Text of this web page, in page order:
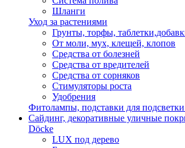
Шланги
Уход за растениями
Грунты, торфы,
От моли, мух, клещей, клопов
Средства от болезней
Средства от вредителей
Средства от сорняков
Стимуляторы роста
Удобрения
Фитолампы, подставки для
Сайдинг, декоративные уличные
Döcke
LUX под дерево